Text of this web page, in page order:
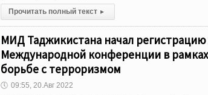
Прочитать полный текст ▸
МИД Таджикистана начал
Международной конференции в
борьбе с терроризмом
🕔 09:55, 20.Авг 2022